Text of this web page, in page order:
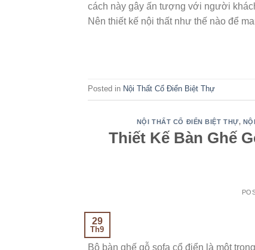
cách này gây ấn tượng với người
Nên thiết kế nội thất như thế nào để
Posted in Nội Thất Cổ Điển Biệt Thự
NỘI THẤT CỔ ĐIỂN BIỆT THỰ,
Thiết Kế Bàn Ghế
29
Th9
Bộ bàn ghế gỗ sofa cổ điển là một